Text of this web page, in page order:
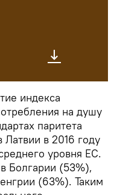
индекса
на душу
паритета
Латвии в 2016 году
уровня ЕС.
Болгарии (53%),
(63%). Таким